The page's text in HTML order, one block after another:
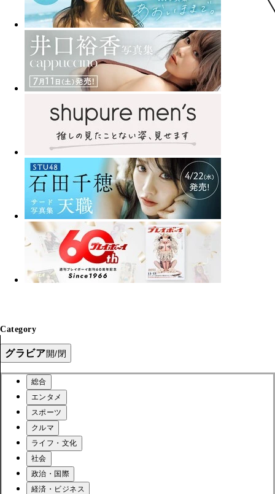
Category
グラビア開/閉
総合
エンタメ
スポーツ
クルマ
ライフ・文化
社会
政治・国際
経済・ビジネス